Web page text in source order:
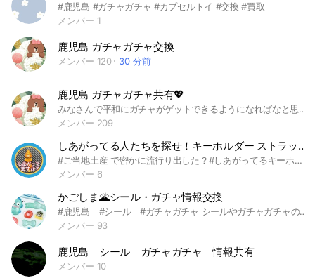
#鹿児島 #ガチャガチャ #カプセルトイ #交換 #買取
メンバー 1
鹿児島 ガチャガチャ交換
メンバー 120 30 分前
鹿児島 ガチャガチャ共有💖
みなさんで平和にガチャがゲットできるようになればなと思います🥺
メンバー 209
しあがってる人たちを探せ！キーホルダー ストラップ ガチャ ガシャ おもしろ かわいい コレクター💪🏼
#ご当地土産 で密かに流行り出した？#しあがってるキーホルダー？ストラップ？の #情報 ℹ️を #交換 しましょー！ 面白い、可愛い、気に入ったガチャの紹介も募集🐣 #しあがってる #仕上がってる #キーホルダー #ストラップ #おみやげ #物産展 #お土産 #コレクション #推し #収集 #集める #バズる #バエル #映える #ご当地 #キャラ #キャラクター #全国 #謎 #なぞ #団体 #ガチャ #ガシャ #ガチャポン #ガシャポン #ガチャガチャ #かわいい #面白い #などなど 北海道 青森 秋田 岩手 宮城 山形 福島 新潟 茨城 栃木 群馬 埼玉 千葉 東京 神奈川 山梨 長野 静岡 愛知 岐阜 富山 石川 福井 滋賀 三重 和歌山 京都 奈良 大阪 兵庫 鳥取 島根 広島 山口 香川 徳島 高知 愛媛 福岡 長崎 佐賀 大分 熊本 宮崎 鹿児島 沖縄 海外
メンバー 6
かごしま🌋シール・ガチャ情報交換
#鹿児島 #シール #ガチャガチャ シールやガチャガチャの情報交換をゆる〜くしましょう🫡
メンバー 93
鹿児島 シール ガチャガチャ 情報共有
メンバー 10